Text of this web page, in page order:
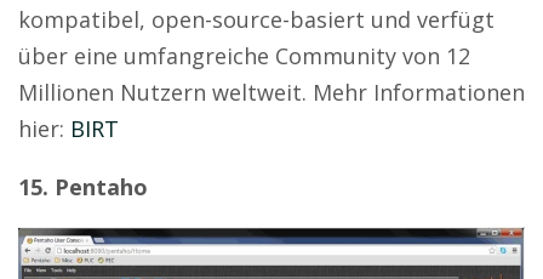
kompatibel, open-source-basiert und verfügt
über eine umfangreiche Community von 12
Millionen Nutzern weltweit. Mehr Informationen
hier: BIRT
15. Pentaho